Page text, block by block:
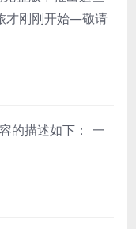
才刚刚开始—敬请
的描述如下： 一